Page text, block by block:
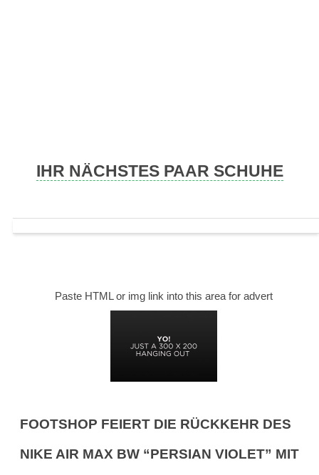
IHR NÄCHSTES PAAR SCHUHE
Paste HTML or img link into this area for advert
FOOTSHOP FEIERT DIE RÜCKKEHR DES
NIKE AIR MAX BW “PERSIAN VIOLET” MIT